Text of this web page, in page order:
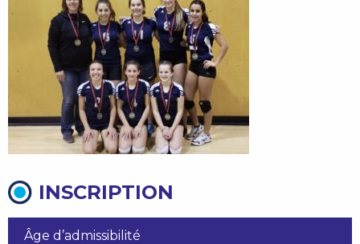
INSCRIPTION
Âge d’admissibilité